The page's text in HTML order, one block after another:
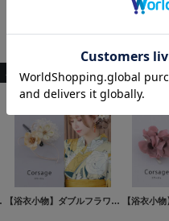
使用方法での損害などが生じま
こちらもおすすめ♡
】[OF04] [YA-
【浴衣小物】ダブルフラワーコサージュ【3カラー】[OF04]